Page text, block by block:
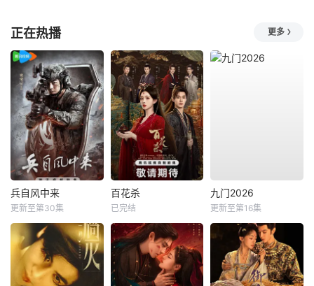
正在热播 更多
兵自风中来
更新至第30集
百花杀
已完结
九门2026
更新至第16集